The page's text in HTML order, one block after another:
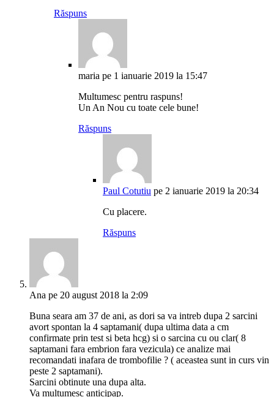
Răspuns
maria pe 1 ianuarie 2019 la 15:47
Multumesc pentru raspuns!
Un An Nou cu toate cele bune!
Răspuns
Paul Cotutiu pe 2 ianuarie 2019 la 20:34
Cu placere.
Răspuns
Ana pe 20 august 2018 la 2:09
Buna seara am 37 de ani, as dori sa va intreb dupa 2 sarcini
avort spontan la 4 saptamani( dupa ultima data a cm
confirmate prin test si beta hcg) si o sarcina cu ou clar( 8
saptamani fara embrion fara vezicula) ce analize mai
recomandati inafara de trombofilie ? ( aceastea sunt in curs vin
peste 2 saptamani).
Sarcini obtinute una dupa alta.
Va multumesc anticipap.